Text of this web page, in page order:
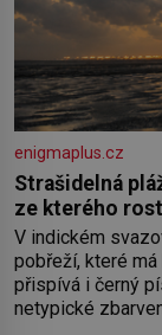
enigmaplus.cz
Strašidelná
ze kterého
V indickém
pobřeží, které
přispívá i černý